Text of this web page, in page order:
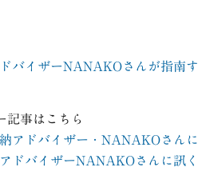
バイザーNANAKOさんが指南
記事はこちら
アドバイザー・NANAKOさん
ドバイザーNANAKOさんに訊